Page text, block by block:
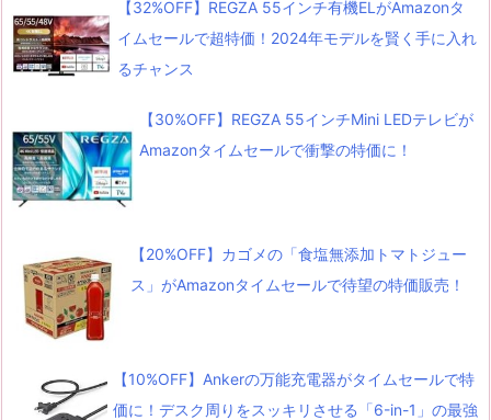
【32%OFF】REGZA 55インチ有機ELがAmazonタ
イムセールで超特価！2024年モデルを賢く手に入れ
るチャンス
【30%OFF】REGZA 55インチMini LEDテレビが
Amazonタイムセールで衝撃の特価に！
【20%OFF】カゴメの「食塩無添加トマトジュー
ス」がAmazonタイムセールで待望の特価販売！
【10%OFF】Ankerの万能充電器がタイムセールで特
価に！デスク周りをスッキリさせる「6-in-1」の最強